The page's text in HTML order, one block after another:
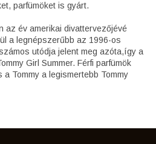
parfümöket is gyárt.
az év amerikai divattervezőjévé
a legnépszerűbb az 1996-os
utódja jelent meg azóta,így a
Girl Summer. Férfi parfümök
a Tommy a legismertebb Tommy